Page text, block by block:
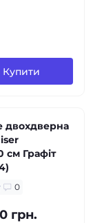
Купити
двохдверна
см Графіт
0
грн.